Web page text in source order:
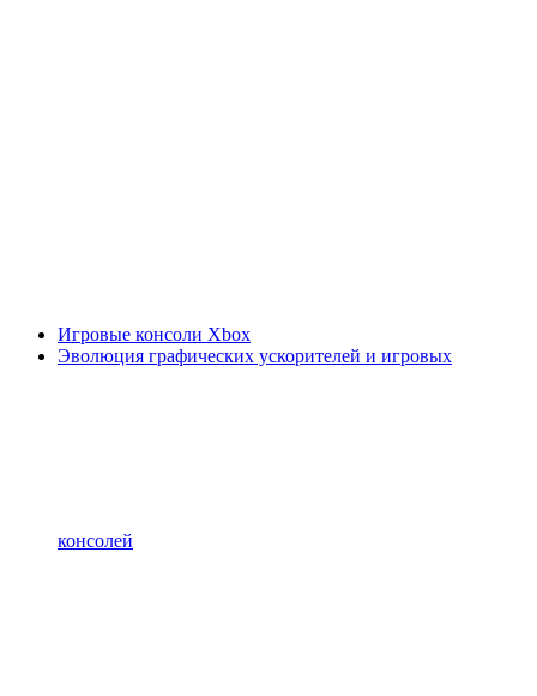
Игровые консоли Xbox
Эволюция графических ускорителей и игровых
консолей